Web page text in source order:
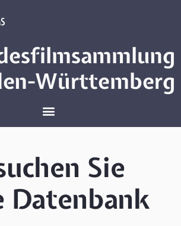
Württemberg
Sie
Datenbank